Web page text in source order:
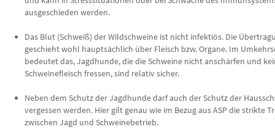
ausgeschieden werden.
Das Blut (Schweiß) der Wildschweine ist nicht infektiös. Die
geschieht wohl hauptsächlich über Fleisch bzw. Organe. Im
bedeutet das, Jagdhunde, die die Schweine nicht anschärfen und
Schweinefleisch fressen, sind relativ sicher.
Neben dem Schutz der Jagdhunde darf auch der Schutz der
vergessen werden. Hier gilt genau wie im Bezug aus ASP die strikte
zwischen Jagd und Schweinebetrieb.